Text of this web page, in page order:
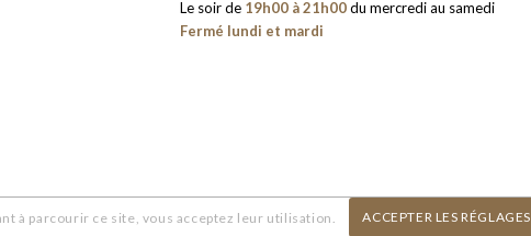
Le soir de 19h00 à 21h00du mercredi au samedi
Fermé lundi et mardi
à parcourir ce site, vous acceptez leur utilisation. ACCEPTER LES RÉGLAGES